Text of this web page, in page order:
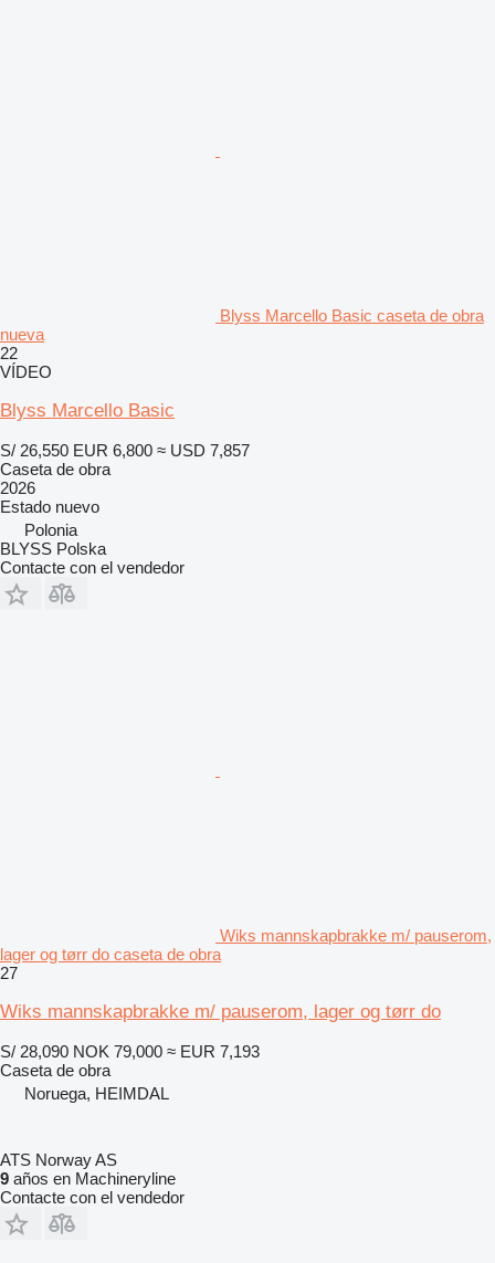
Blyss Marcello Basic caseta de obra
nueva
22
VÍDEO
Blyss Marcello Basic
S/ 26,550 EUR 6,800 ≈ USD 7,857
Caseta de obra
2026
Estado nuevo
Polonia
BLYSS Polska
Contacte con el vendedor
Wiks mannskapbrakke m/ pauserom,
lager og tørr do caseta de obra
27
Wiks mannskapbrakke m/ pauserom, lager og tørr do
S/ 28,090 NOK 79,000 ≈ EUR 7,193
Caseta de obra
Noruega, HEIMDAL
ATS Norway AS
9 años en Machineryline
Contacte con el vendedor